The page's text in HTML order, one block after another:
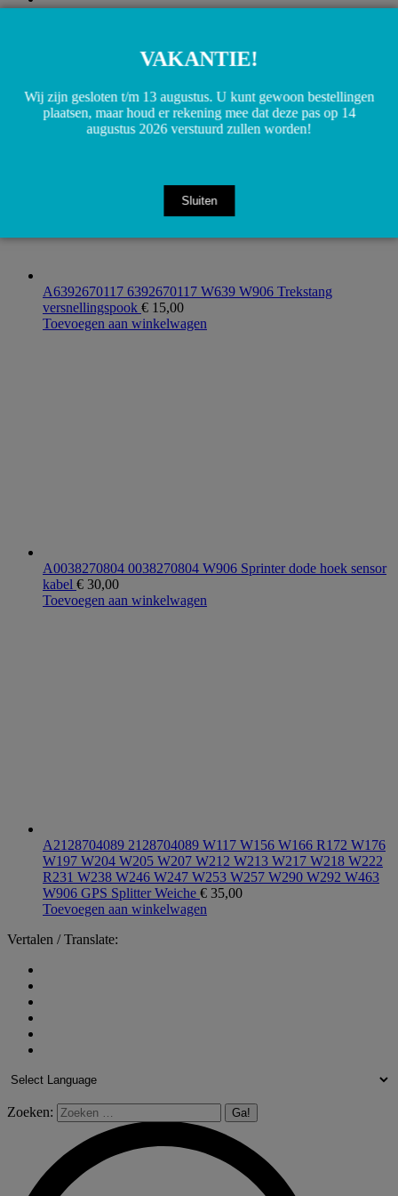
A6392670117 6392670117 W639 W906 Trekstang
versnellingspook € 15,00
Toevoegen aan winkelwagen
A0038270804 0038270804 W906 Sprinter dode hoek sensor
kabel € 30,00
Toevoegen aan winkelwagen
A2128704089 2128704089 W117 W156 W166 R172 W176
W197 W204 W205 W207 W212 W213 W217 W218 W222
R231 W238 W246 W247 W253 W257 W290 W292 W463
W906 GPS Splitter Weiche € 35,00
Toevoegen aan winkelwagen
Vertalen / Translate:
Zoeken:
VAKANTIE!
Wij zijn gesloten t/m 13 augustus. U kunt gewoon bestellingen
plaatsen, maar houd er rekening mee dat deze pas op 14
augustus 2026 verstuurd zullen worden!
Sluiten